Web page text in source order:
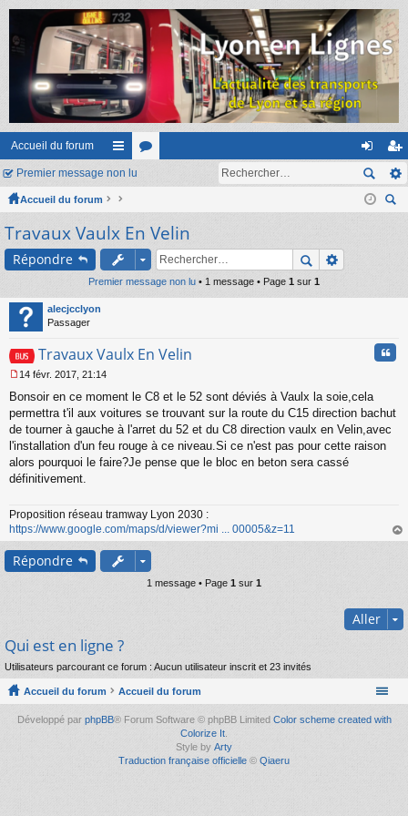
Accueil du forum
ac
co
ur
ci
s
m
on
ne
ns
cri
Premier message non lu
Accueil du forum
Travaux Vaulx En Velin
Répondre
Premier message non lu • 1 message • Page 1 sur 1
alecjcclyon
Passager
Travaux Vaulx En Velin
e
s
s
g
e
n
l
u
14 févr. 2017, 21:14
Bonsoir en ce moment le C8 et le 52 sont déviés à Vaulx la soie,cela
permettra t'il aux voitures se trouvant sur la route du C15 direction bachut
de tourner à gauche à l'arret du 52 et du C8 direction vaulx en Velin,avec
l'installation d'un feu rouge à ce niveau.Si ce n'est pas pour cette raison
alors pourquoi le faire?Je pense que le bloc en beton sera cassé
définitivement.
Proposition réseau tramway Lyon 2030 :
https://www.google.com/maps/d/viewer?mi ... 00005&z=11
au
Répondre
1 message • Page 1 sur 1
Aller
Qui est en ligne ?
Utilisateurs parcourant ce forum : Aucun utilisateur inscrit et 23 invités
Accueil du forum Accueil du forum
Développé par phpBB® Forum Software © phpBB Limited Color scheme created with
Colorize It
Style by Arty
Traduction française officielle © Qiaeru